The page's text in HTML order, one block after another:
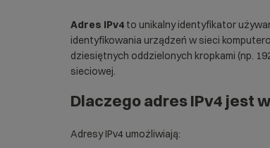
Adres IPv4 to unikalny identyfikator
identyfikowania urządzeń w sieci
dziesiętnych oddzielonych kropkami (np.
sieciowej.
Dlaczego adres IPv4 jest
Adresy IPv4 umożliwiają: